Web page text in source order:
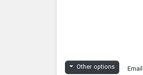
Email
Other options